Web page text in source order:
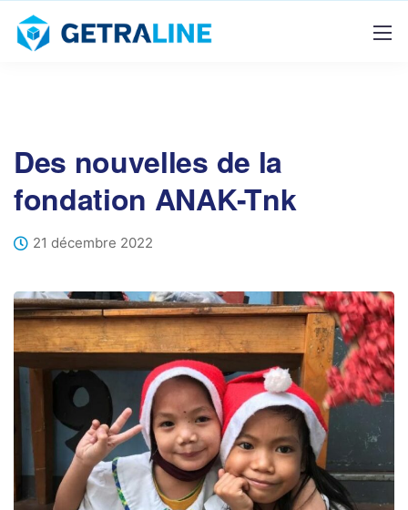
Des nouvelles de la
fondation ANAK-Tnk
21 décembre 2022